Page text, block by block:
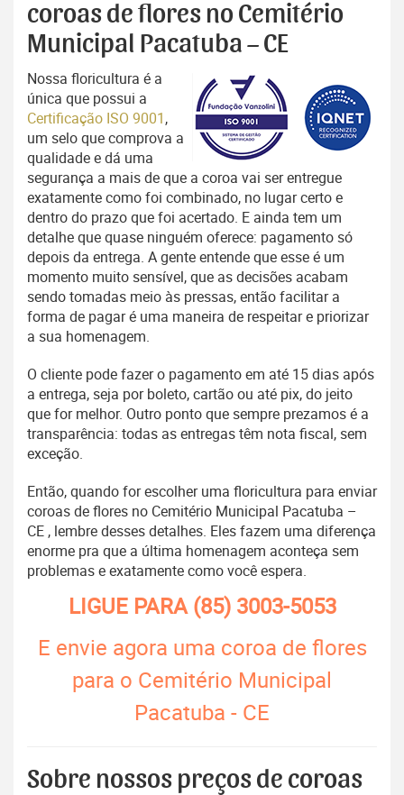
coroas de flores no Cemitério
Municipal Pacatuba – CE
Nossa floricultura é a
única que possui a
Certificação ISO 9001,
um selo que comprova a
qualidade e dá uma
segurança a mais de que a coroa vai ser entregue
exatamente como foi combinado, no lugar certo e
dentro do prazo que foi acertado. E ainda tem um
detalhe que quase ninguém oferece: pagamento só
depois da entrega. A gente entende que esse é um
momento muito sensível, que as decisões acabam
sendo tomadas meio às pressas, então facilitar a
forma de pagar é uma maneira de respeitar e priorizar
a sua homenagem.
O cliente pode fazer o pagamento em até 15 dias após
a entrega, seja por boleto, cartão ou até pix, do jeito
que for melhor. Outro ponto que sempre prezamos é a
transparência: todas as entregas têm nota fiscal, sem
exceção.
Então, quando for escolher uma floricultura para enviar
coroas de flores no Cemitério Municipal Pacatuba –
CE , lembre desses detalhes. Eles fazem uma diferença
enorme pra que a última homenagem aconteça sem
problemas e exatamente como você espera.
LIGUE PARA(85) 3003-5053
E envie agora uma coroa de flores
para o Cemitério Municipal
Pacatuba - CE
Sobre nossos preços de coroas